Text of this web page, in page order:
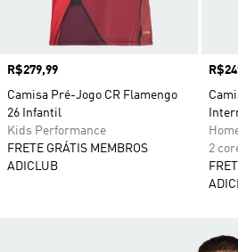
Preço
R$279,99
Camisa Pré-Jogo CR Flamengo
26 Infantil
Kids Performance
FRETE GRÁTIS MEMBROS
ADICLUB
2